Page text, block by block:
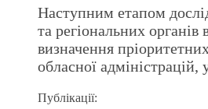
Наступним етапом
та регіональних
визначення
обласної адміністрацій,
Публікації: